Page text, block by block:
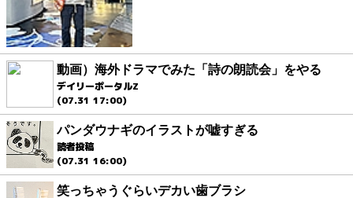
動画）海外ドラマでみた「詩の朗読会」をやる
デイリーポータルZ
(07.31 17:00)
パンダウナギのイラストが嘘すぎる
読者投稿
(07.31 16:00)
笑っちゃうぐらいデカい歯ブラシ